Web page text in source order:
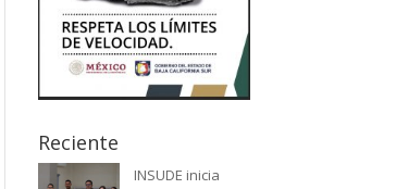
Reciente
INSUDE inicia